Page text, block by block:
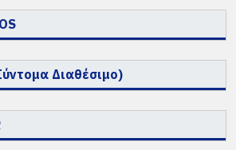
Διαθέσιμο)